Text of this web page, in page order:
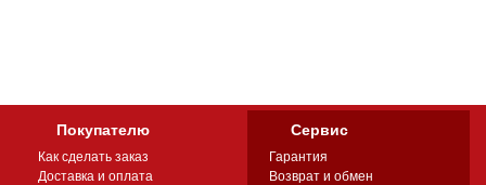
Покупателю
Как сделать заказ
Доставка и оплата
Сервис
Гарантия
Возврат и обмен